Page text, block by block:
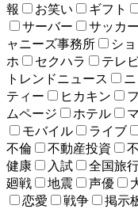
報
お笑い ギフト
サーバー
サッカー
ャニーズ事務所
シ
ホ
セクハラ テレ
トレンドニュース
ティー
ヒカキン
ムページ
ホテル
モバイル
ライブ
不倫
不動産投資
健康
入試 全国旅
廻戦
地震 声優
恋愛
戦争 掲示